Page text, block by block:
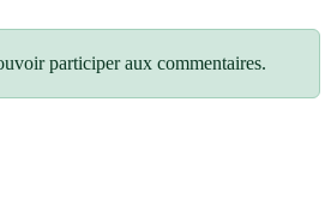
participer aux commentaires.